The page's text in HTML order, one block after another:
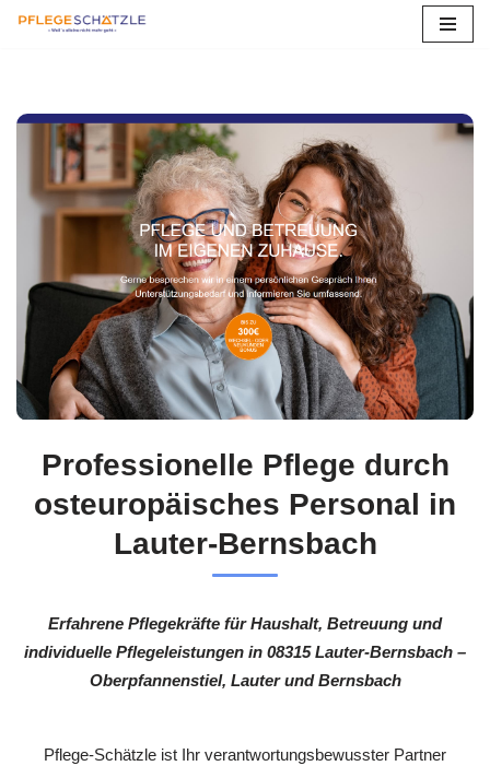
springen
Professionelle Pflege durch
osteuropäisches Personal in
Lauter-Bernsbach
Erfahrene Pflegekräfte für Haushalt, Betreuung und
individuelle Pflegeleistungen in 08315 Lauter-Bernsbach –
Oberpfannenstiel, Lauter und Bernsbach
Pflege-Schätzle ist Ihr verantwortungsbewusster Partner